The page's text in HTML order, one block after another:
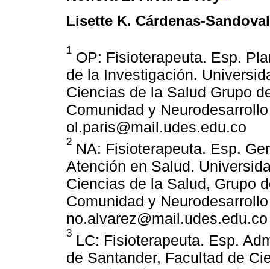
Lisette K. Cárdenas-Sandoval
1 OP: Fisioterapeuta. Esp.
de la Investigación.
Ciencias de la Salud Grupo
Comunidad y
ol.paris@mail.udes.edu.co
2 NA: Fisioterapeuta. Esp.
Atención en Salud.
Ciencias de la Salud, Grupo
Comunidad y
no.alvarez@mail.udes.edu.co
3 LC: Fisioterapeuta. Esp.
de Santander, Facultad de